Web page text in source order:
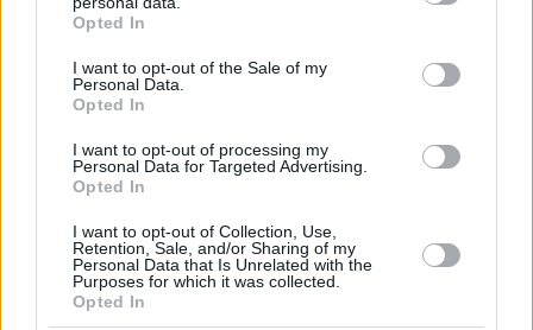
grant or deny consent to Google and its third-party tags to
use your data for below specified purposes in below Google
consent section.
Opted In
I want to opt-out of the Sale of my
Personal Data.
Opted In
I want to opt-out of processing my
Personal Data for Targeted Advertising.
Opted In
I want to opt-out of Collection, Use,
Retention, Sale, and/or Sharing of my
Personal Data that Is Unrelated with the
Purposes for which it was collected.
Opted In
06.08.2026, 18:00
Για πέμπτη συνεχόμενη χρονιά στο
ΠΑΓΝΗ ο Βλαδίμηρος Κυριακίδης,
βρέθηκε κοντά στα παιδιά και άκουσε
τις ιστορίες τους
06.08.2026, 17:38